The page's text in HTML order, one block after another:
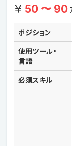
50 〜 90
ポジション
使用ツール・
言語
必須スキル